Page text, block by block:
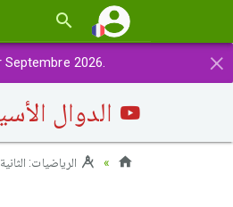
×
2026.
الدوال
الرياضيات: